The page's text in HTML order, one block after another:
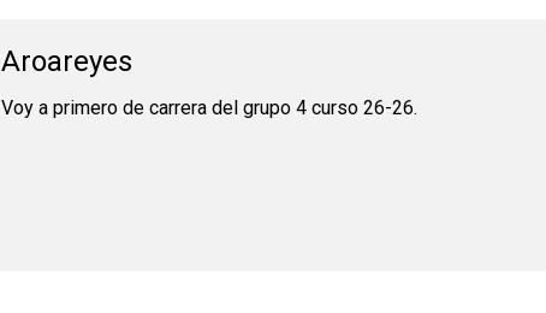
Aroareyes
Voy a primero de carrera del grupo 4 curso 26-26.